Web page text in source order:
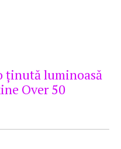
ținută luminoasă
Over 50